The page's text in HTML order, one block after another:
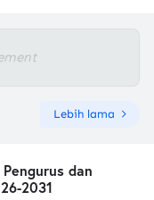
Lebih lama
dan
2031